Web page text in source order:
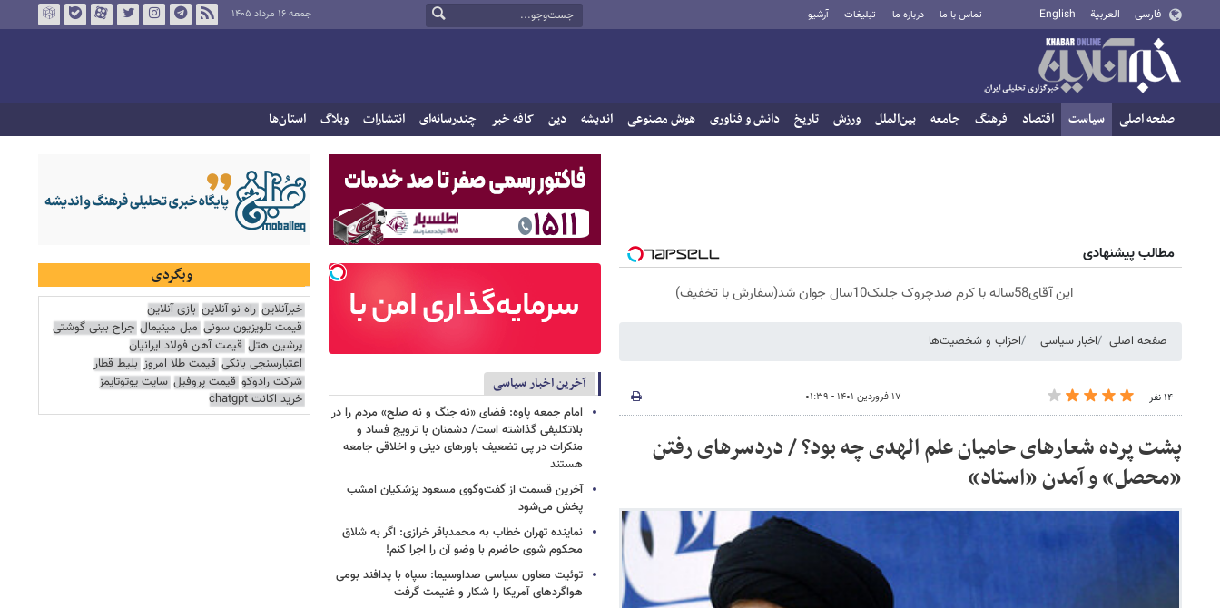
فارسی العربية English تماس با ما درباره ما تبلیغات آرشیو جمعه ۱۶ مرداد ۱۴۰۵
صفحه اصلی سیاست اقتصاد فرهنگ جامعه بین‌الملل ورزش تاریخ دانش و فناوری هوش مصنوعی اندیشه دین کافه خبر چندرسانه‌ای انتشارات وبلاگ استان‌ها
مطالب پیشنهادی
این آقای58ساله با کرم ضدچروک جلبک10سال جوان شد(سفارش با تخفیف)
صفحه اصلی اخبار سیاسی احزاب و شخصیت‌ها
۱۴ نفر ۱۷ فروردین ۱۴۰۱ - ۰۱:۳۹
پشت پرده شعارهای حامیان علم الهدی چه بود؟ / دردسرهای رفتن
«محصل» و آمدن «استاد»
آخرین اخبار سیاسی
امام جمعه پاوه: فضای «نه جنگ و نه صلح» مردم را در
بلاتکلیفی گذاشته است/ دشمنان با ترویج فساد و
منکرات در پی تضعیف باورهای دینی و اخلاقی جامعه
هستند
آخرین قسمت از گفت‌وگوی مسعود پزشکیان امشب
پخش می‌شود
نماینده تهران خطاب به محمدباقر خرازی: اگر به شلاق
محکوم شوی حاضرم با وضو آن را اجرا کنم!
توئیت معاون سیاسی صداوسیما: سپاه با پدافند بومی
هواگردهای آمریکا را شکار و غنیمت گرفت
وبگردی
خبرآنلاین راه نو آنلاین بازی آنلاین
قیمت تلویزیون سونی مبل مینیمال جراح بینی گوشتی
پرشین هتل قیمت آهن فولاد ایرانیان
اعتبارسنجی بانکی قیمت طلا امروز بلیط قطار
شرکت رادوکو قیمت پروفیل سایت یوتوتایمز
خرید اکانت chatgpt